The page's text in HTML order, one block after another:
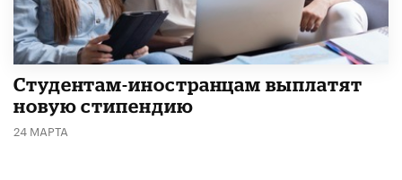
Студентам-иностранцам выплатят
новую стипендию
24 МАРТА